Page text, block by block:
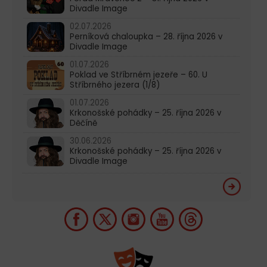
Divadle Image
02.07.2026
Perníková chaloupka – 28. října 2026 v
Divadle Image
01.07.2026
Poklad ve Stříbrném jezeře – 60. U
Stříbrného jezera (1/8)
01.07.2026
Krkonošské pohádky – 25. října 2026 v
Děčíně
30.06.2026
Krkonošské pohádky – 25. října 2026 v
Divadle Image